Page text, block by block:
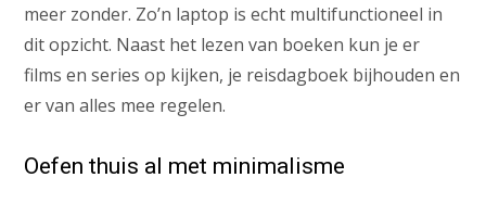
meer zonder. Zo’n laptop is echt multifunctioneel in
dit opzicht. Naast het lezen van boeken kun je er
films en series op kijken, je reisdagboek bijhouden en
er van alles mee regelen.
Oefen thuis al met minimalisme